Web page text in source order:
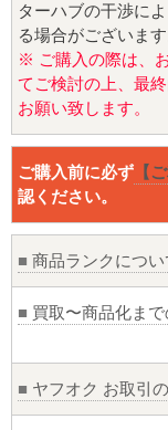
ターハブの干渉に
る場合がございます
※ ご購入の際は、
てご検討の上、最
お願い致します。
ご購入前に必ず 【
認ください。
■ 商品ランクについ
■ 買取〜商品化ま
■ ヤフオク お取引